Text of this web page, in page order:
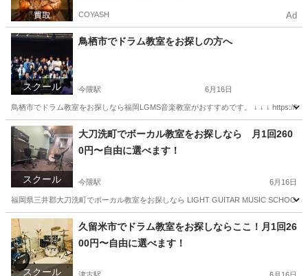
COYASH Ad
スクール
鳥栖市でドラム教室をお探しの方へ
今隈駅 6月16日
鳥栖市でドラム教室をお探しなら福岡LGMS音楽教室がおすすめです。 ↓ ↓ ↓ https://
福岡 三井郡 今隈駅 ドラム DTM
スクール
大刀洗町でボーカル教室をお探しなら 月1回260
0円〜自由に選べます！
今隈駅 6月16日
福岡県三井郡大刀洗町でボーカル教室をお探しなら LIGHT GUITAR MUSIC
福岡 三井郡 今隈駅 ボーカル DTM
スクール
久留米市でドラム教室をお探しならここ！月1回26
00円〜自由に選べます！